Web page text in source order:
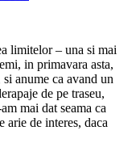
limitelor – una si mai
in primavara asta,
anume ca avand un
de pe traseu,
mai dat seama ca
arie de interes, daca